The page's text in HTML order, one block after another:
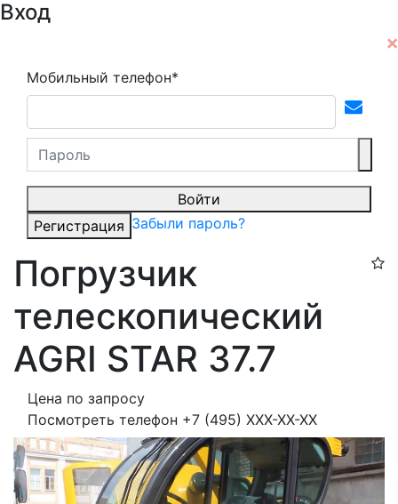
Вход
Мобильный телефон*
Войти
Регистрация Забыли пароль?
Погрузчик
телескопический
AGRI STAR 37.7
Цена по запросу
Посмотреть телефон +7 (495) XXX-XX-XX